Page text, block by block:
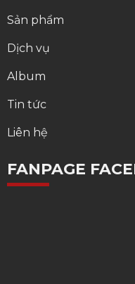
Sản phẩm
Dịch vụ
Album
Tin tức
Liên hệ
FANPAGE